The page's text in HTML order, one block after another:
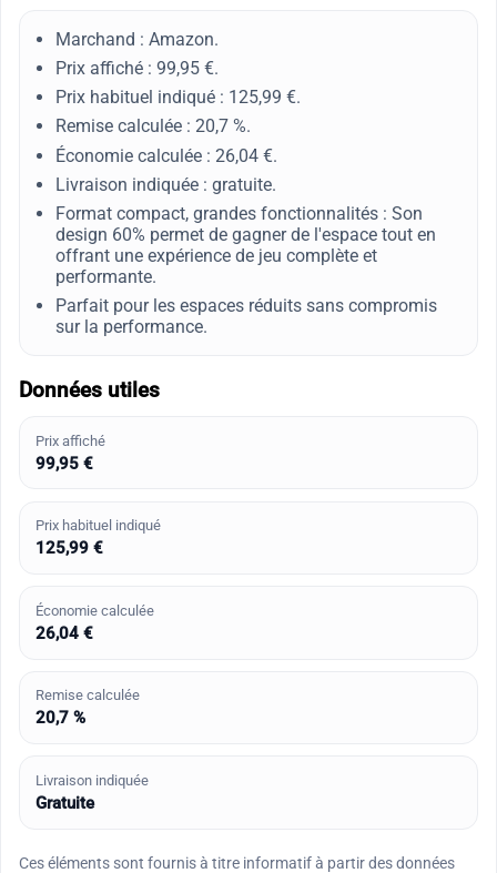
Marchand : Amazon.
Prix affiché : 99,95 €.
Prix habituel indiqué : 125,99 €.
Remise calculée : 20,7 %.
Économie calculée : 26,04 €.
Livraison indiquée : gratuite.
Format compact, grandes fonctionnalités : Son
design 60% permet de gagner de l'espace tout en
offrant une expérience de jeu complète et
performante.
Parfait pour les espaces réduits sans compromis
sur la performance.
Données utiles
Prix affiché
99,95 €
Prix habituel indiqué
125,99 €
Économie calculée
26,04 €
Remise calculée
20,7 %
Livraison indiquée
Gratuite
Ces éléments sont fournis à titre informatif à partir des données